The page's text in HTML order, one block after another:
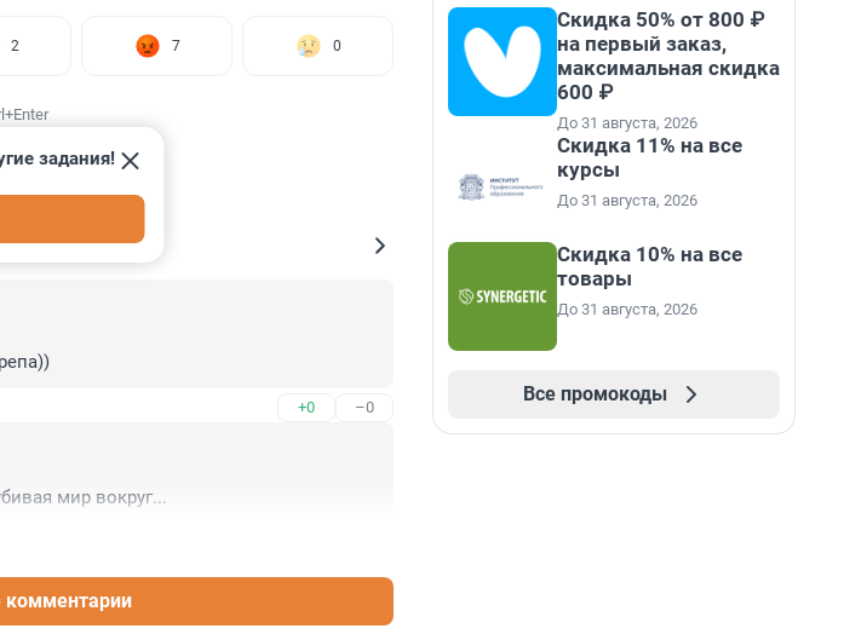
2 7 0
задания!
+0 –0
мир вокруг...
комментарии
Скидка 50% от 800 ₽
на первый заказ,
максимальная скидка
600 ₽
До 31 августа, 2026
Скидка 11% на все
курсы
До 31 августа, 2026
Скидка 10% на все
товары
До 31 августа, 2026
Все промокоды